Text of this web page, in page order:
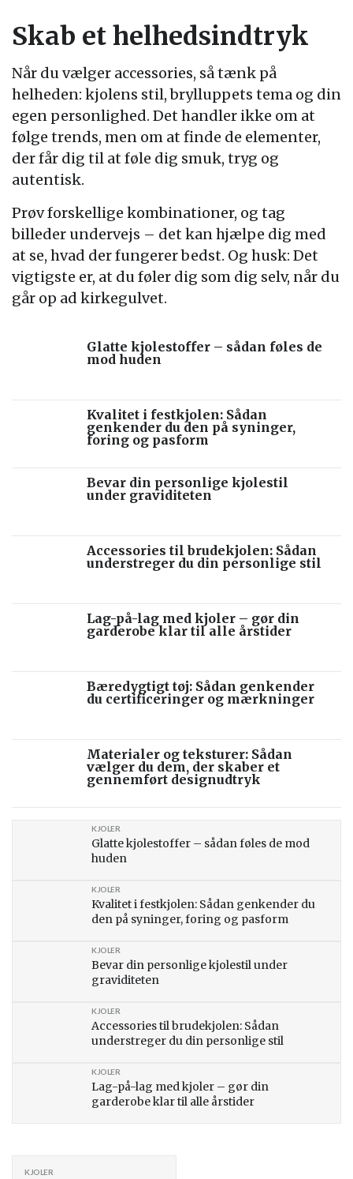
Skab et helhedsindtryk
Når du vælger accessories, så tænk på
helheden: kjolens stil, brylluppets tema og din
egen personlighed. Det handler ikke om at
følge trends, men om at finde de elementer,
der får dig til at føle dig smuk, tryg og
autentisk.
Prøv forskellige kombinationer, og tag
billeder undervejs – det kan hjælpe dig med
at se, hvad der fungerer bedst. Og husk: Det
vigtigste er, at du føler dig som dig selv, når du
går op ad kirkegulvet.
Glatte kjolestoffer – sådan føles de
mod huden
Kvalitet i festkjolen: Sådan
genkender du den på syninger,
foring og pasform
Bevar din personlige kjolestil
under graviditeten
Accessories til brudekjolen: Sådan
understreger du din personlige stil
Lag-på-lag med kjoler – gør din
garderobe klar til alle årstider
Bæredygtigt tøj: Sådan genkender
du certificeringer og mærkninger
Materialer og teksturer: Sådan
vælger du dem, der skaber et
gennemført designudtryk
Glatte kjolestoffer – sådan føles de mod
huden
KJOLER
Kvalitet i festkjolen: Sådan genkender du
den på syninger, foring og pasform
KJOLER
Bevar din personlige kjolestil under
graviditeten
KJOLER
Accessories til brudekjolen: Sådan
understreger du din personlige stil
KJOLER
Lag-på-lag med kjoler – gør din
garderobe klar til alle årstider
KJOLER
KJOLER